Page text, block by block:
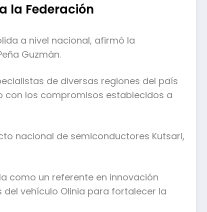
la Federación
a nivel nacional, afirmó la
Guzmán.
de diversas regiones del país
con los compromisos establecidos a
nacional de semiconductores Kutsari,
como un referente en innovación
vehículo Olinia para fortalecer la